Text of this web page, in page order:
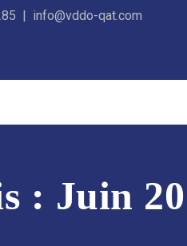
| info@vddo-qat.com
: Juin